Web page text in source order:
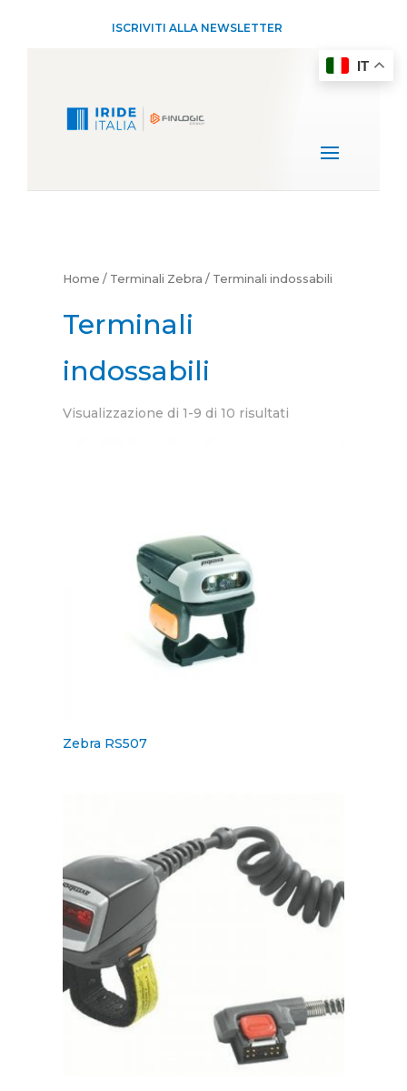
ISCRIVITI ALLA NEWSLETTER
Home / Terminali Zebra / Terminali indossabili
Terminali
indossabili
Visualizzazione di 1-9 di 10 risultati
Zebra RS507
IT